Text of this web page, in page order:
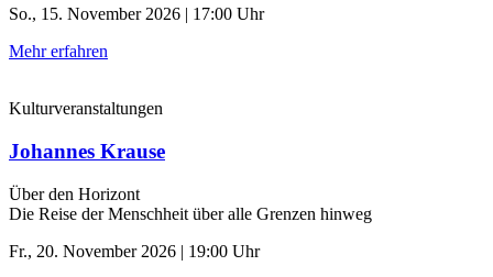
So., 15. November 2026 | 17:00 Uhr
Mehr erfahren
Kulturveranstaltungen
Johannes Krause
Über den Horizont
Die Reise der Menschheit über alle Grenzen hinweg
Fr., 20. November 2026 | 19:00 Uhr